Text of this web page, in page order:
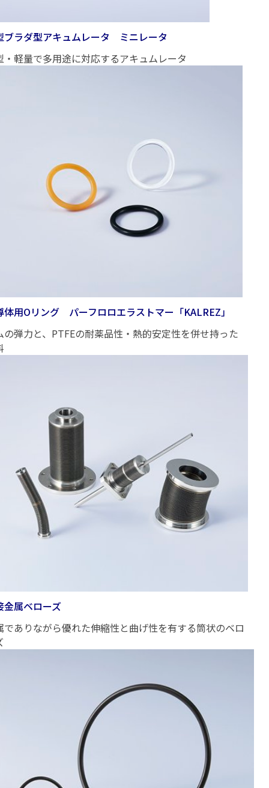
ブラダ型アキュムレータ ミニレータ
・軽量で多用途に対応するアキュムレータ
体用Oリング パーフロロエラストマー「KALREZ」
の弾力と、PTFEの耐薬品性・熱的安定性を併せ持った
金属ベローズ
でありながら優れた伸縮性と曲げ性を有する筒状のベロ